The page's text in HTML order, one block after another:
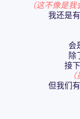
（这不像是
我还是
会
除
接
但我们